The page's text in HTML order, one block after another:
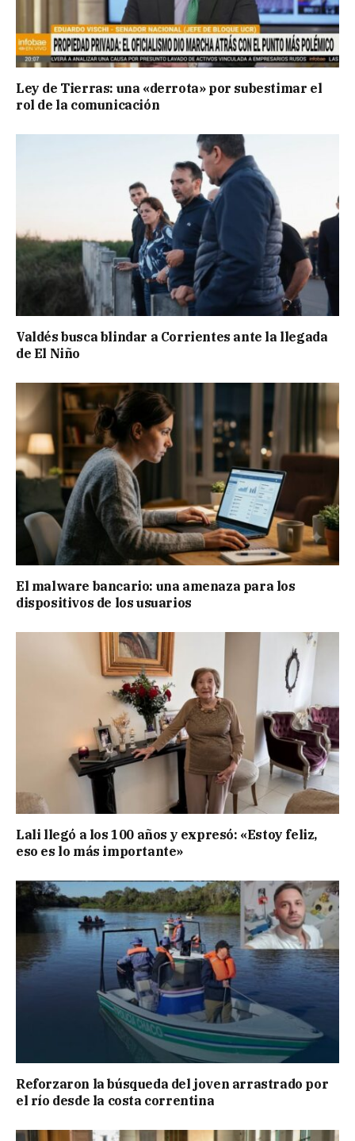
Ley de Tierras: una «derrota» por subestimar el
rol de la comunicación
Valdés busca blindar a Corrientes ante la llegada
de El Niño
El malware bancario: una amenaza para los
dispositivos de los usuarios
Lali llegó a los 100 años y expresó: «Estoy feliz,
eso es lo más importante»
Reforzaron la búsqueda del joven arrastrado por
el río desde la costa correntina